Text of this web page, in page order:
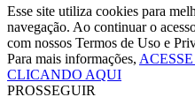
Esse site utiliza cookies para
navegação. Ao continuar o
com nossos Termos de Uso e
Para mais informações,
CLICANDO AQUI
PROSSEGUIR